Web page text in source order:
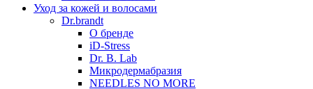
Уход за кожей и волосами
Dr.brandt
О бренде
iD-Stress
Dr. B. Lab
Микродермабразия
NEEDLES NO MORE